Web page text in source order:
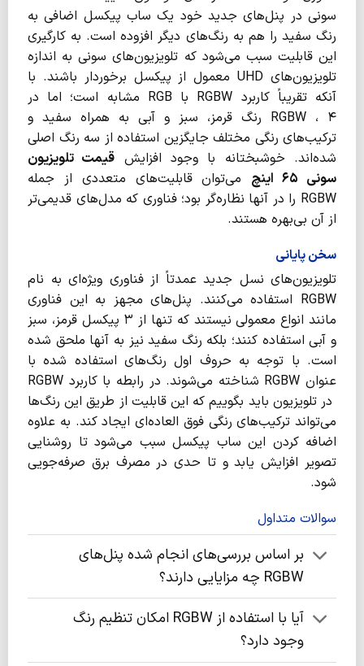
سونی در پنل‌های جدید خود یک ساب پیکسل اضافی به
رنگ سفید را هم به رنگ‌های دیگر افزوده است. به کارگیری
این قابلیت سبب می‌شود که تلویزیون‌های سونی به اندازه
تلویزیون‌های UHD معمول از پیکسل برخوردار باشند. با
آنکه تقریباً کاربرد RGBW با RGB مشابه است؛ اما در
RGBW ، ۴ رنگ قرمز، سبز و آبی به همراه سفید و
ترکیب‌های رنگی مختلف جایگزین استفاده از سه رنگ اصلی
شده‌اند. خوشبختانه با وجود افزایش قیمت تلویزیون
سونی ۶۵ اینچ
می‌توان قابلیت‌های متعددی از جمله
RGBW را در آنها نظاره‌گر بود؛ فناوری که مدل‌های قدیمی‌تر
از آن بی‌بهره هستند.
سخن پایانی
تلویزیون‌های نسل جدید عمدتاً از فناوری ویژه‌ای به نام
RGBW استفاده می‌کنند. پنل‌های مجهز به این فناوری
مانند انواع معمولی نیستند که تنها از ۳ پیکسل قرمز، سبز
و آبی استفاده کنند؛ بلکه رنگ سفید نیز به آنها ملحق شده
است. با توجه به حروف اول رنگ‌های استفاده شده با
عنوان RGBW شناخته می‌شوند. در رابطه با کاربرد RGBW
در تلویزیون باید بگوییم که این قابلیت از طریق این رنگ‌ها
می‌تواند ترکیب‌های رنگی فوق العاده‌ای ایجاد کند. به علاوه
اضافه کردن این ساب پیکسل سبب می‌شود تا روشنایی
تصویر افزایش یابد و تا حدی در مصرف برق صرفه‌جویی
شود.
سوالات متداول
بر اساس بررسی‌های انجام شده پنل‌های
RGBW چه مزایایی دارند؟
آیا با استفاده از RGBW امکان تنظیم رنگ
وجود دارد؟